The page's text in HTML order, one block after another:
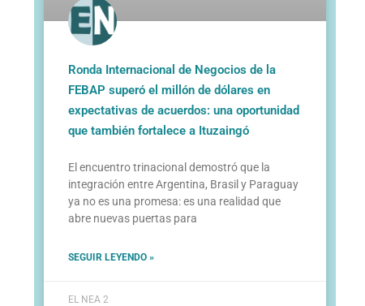
Ronda Internacional de Negocios de la
FEBAP superó el millón de dólares en
expectativas de acuerdos: una oportunidad
que también fortalece a Ituzaingó
El encuentro trinacional demostró que la
integración entre Argentina, Brasil y Paraguay
ya no es una promesa: es una realidad que
abre nuevas puertas para
SEGUIR LEYENDO »
EL NEA 2